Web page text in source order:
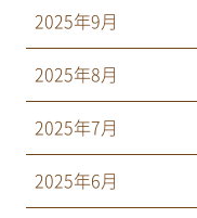
2025年9月
2025年8月
2025年7月
2025年6月